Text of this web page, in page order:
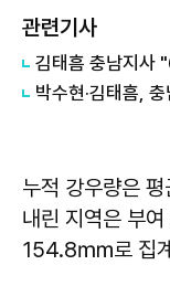
관련기사
누적 강우량은
내린 지역은 부
154.8㎜로 집